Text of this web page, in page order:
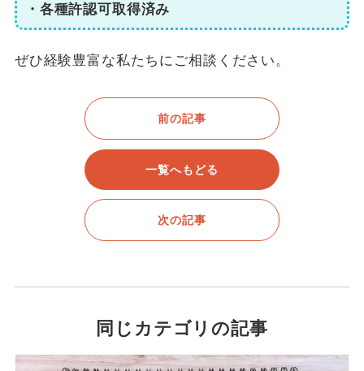
・各種許認可取得済み
ぜひ経験豊富な私たちにご相談ください。
前の記事
一覧へもどる
次の記事
同じカテゴリの記事